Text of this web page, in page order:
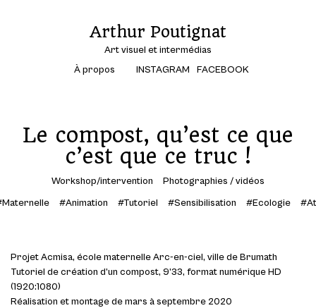
Arthur Poutignat
Art visuel et intermédias
À propos
INSTAGRAM FACEBOOK
Le compost, qu’est ce que
c’est que ce truc !
Workshop/intervention
Photographies / vidéos
#Animation #Tutoriel #Sensibilisation #Ecologie
Projet Acmisa, école maternelle Arc-en-ciel, ville de Brumath
Tutoriel de création d’un compost, 9’33, format numérique HD
(1920:1080)
Réalisation et montage de mars à septembre 2020